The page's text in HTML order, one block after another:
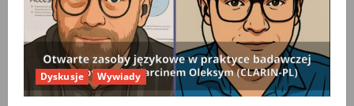
Dyskusje Wywiady